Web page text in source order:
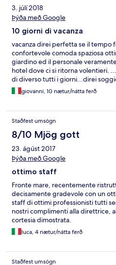
3. júlí 2018
Þýða með Google
10 giorni di vacanza
vacanza direi perfetta se il tempo
confortevole comoda spaziosa
giardino ed il personale
hotel dove ci si ritorna volentieri.
di diverso tutti i giorni...direi
giovanni, 10 nætur/nátta ferð
Staðfest umsögn
8/10 Mjög gott
23. ágúst 2017
Þýða með Google
ottimo staff
Fronte mare, recentemente
decisamente gradevole con un
staff di ottimi professionisti tutti
nostri complimenti alla direttrice,
cortesia dimostrata.
luca, 4 nætur/nátta ferð
Staðfest umsögn